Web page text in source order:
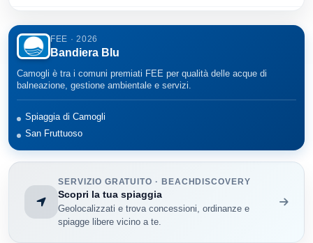
Pieve Ligure
Portofino
Rapallo
Santa Margherita Ligure
Sestri Levante 161
FEE · 2026
Bandiera Blu
Camogli è tra i comuni premiati FEE per qualità delle acque di
balneazione, gestione ambientale e servizi.
Spiaggia di Camogli
San Fruttuoso
SERVIZIO GRATUITO · BEACHDISCOVERY
Scopri la tua spiaggia
Geolocalizzati e trova concessioni, ordinanze e
spiagge libere vicino a te.